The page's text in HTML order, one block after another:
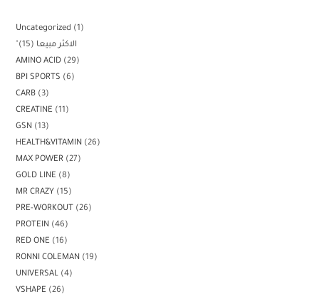
Uncategorized
1
"الاكثر مبيعا
15
AMINO ACID
29
BPI SPORTS
6
CARB
3
CREATINE
11
GSN
13
HEALTH&VITAMIN
26
MAX POWER
27
GOLD LINE
8
MR CRAZY
15
PRE-WORKOUT
26
PROTEIN
46
RED ONE
16
RONNI COLEMAN
19
UNIVERSAL
4
VSHAPE
26